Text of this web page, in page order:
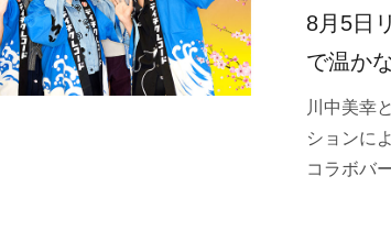
8月5日
で温か
川中美幸
ションに
コラボバ